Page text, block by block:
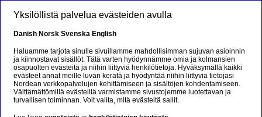
Sorry...
This page does not exist in your language. You will
Yksilöllistä palvelua evästeiden avulla
Danish Norsk Svenska English
Haluamme tarjota sinulle sivuillamme mahdollisimman sujuvan asioinnin
ja kiinnostavat sisällöt. Tätä varten hyödynnämme omia ja kolmansien
osapuolten evästeitä ja niihin liittyviä henkilötietoja. Hyväksymällä kaikki
evästeet annat meille luvan kerätä ja hyödyntää niihin liittyviä tietojasi
Nordean verkkopalvelujen kehittämiseen ja sisältöjen kohdentamiseen.
Välttämättömillä evästeillä varmistamme sivustojemme luotettavan ja
turvallisen toiminnan. Voit valita, mitä evästeitä sallit.